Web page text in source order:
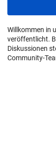
Willkommen in
veröffentlicht.
Diskussionen
Community-